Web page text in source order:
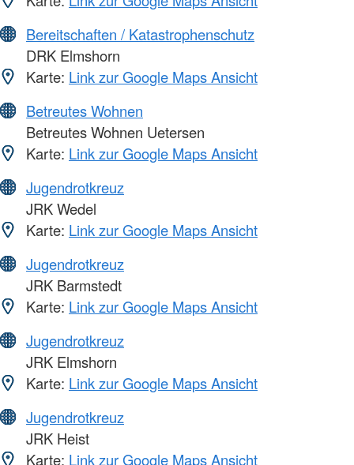
Bereitschaften / Katastrophenschutz
DRK Elmshorn
Karte: Link zur Google Maps Ansicht
Betreutes Wohnen
Betreutes Wohnen Uetersen
Karte: Link zur Google Maps Ansicht
Jugendrotkreuz
JRK Wedel
Karte: Link zur Google Maps Ansicht
Jugendrotkreuz
JRK Barmstedt
Karte: Link zur Google Maps Ansicht
Jugendrotkreuz
JRK Elmshorn
Karte: Link zur Google Maps Ansicht
Jugendrotkreuz
JRK Heist
Karte: Link zur Google Maps Ansicht